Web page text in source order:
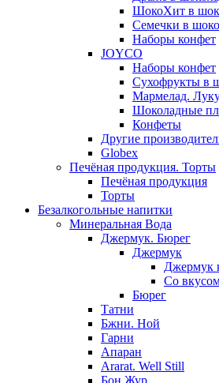
ШокоХит в
Семечки в
Наборы конфет
JOYCO
Наборы конфет
Сухофрукты в
Мармелад.
Шоколадные
Конфеты
Другие
Globex
Печёная продукция. Торты
Печёная продукция
Торты
Безалкогольные напитки
Минеральная Вода
Джермук. Бюрег
Джермук
Джермук
Со
Бюрег
Татни
Бжни. Ной
Гарни
Апаран
Ararat. Well Still
Бон Жур